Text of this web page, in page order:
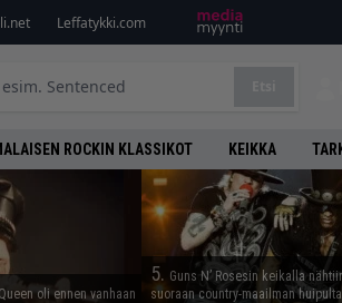
Leffatykki.com
ROCKIN KLASSIKOT KEIKKA
oli ennen vanhaan
5. Guns N’ Rosesin keikalla
suoraan country-maailman